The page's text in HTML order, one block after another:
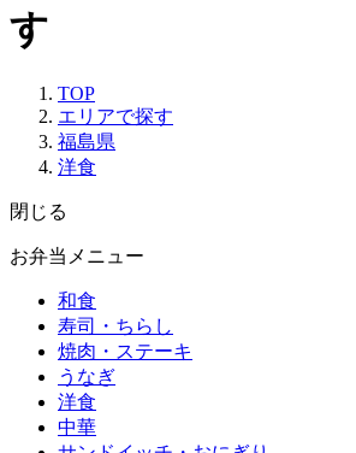
す
TOP
エリアで探す
福島県
洋食
閉じる
お弁当メニュー
和食
寿司・ちらし
焼肉・ステーキ
うなぎ
洋食
中華